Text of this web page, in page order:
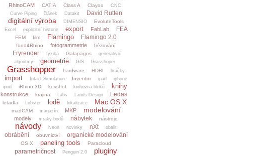
RhinoCAM
CATIA Class A Clayoo
CNC
Curve Piping
článek Datakit David Rutten
digitální výroba DIMENSIO EvoluteTools
Excel explicitní historie export FabLab FEA
FEM film Flamingo Flamingo 2.0
food4Rhino fotogrammetrie frézování
Fryrender fyzika Galapagos
generativní
algoritmy
geometrie GIS Grasshoper
Grasshopper hardware HDRI hračky
import Intact.Simulation Inventor ipad
iphone
ipod
iRhino 3D keyshot knihovna bloků knihy
konstrukce krajina Labs Lands Design Ledas
letadla Lobster lodě lokalizace Mac OS X
madCAM magazín MKP modelování
modely mraky bodů nábytek nástroje
návody Neon novinky nXt obalit
obrábění obuvnictví organické modelování
OS X paneling tools Paracloud
parametričnost Penguin 2.0 pluginy